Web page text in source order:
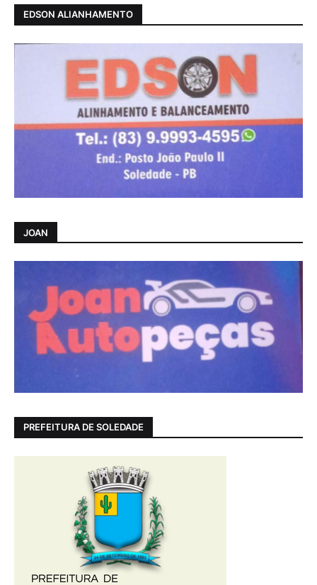
EDSON ALIANHAMENTO
JOAN
PREFEITURA DE SOLEDADE